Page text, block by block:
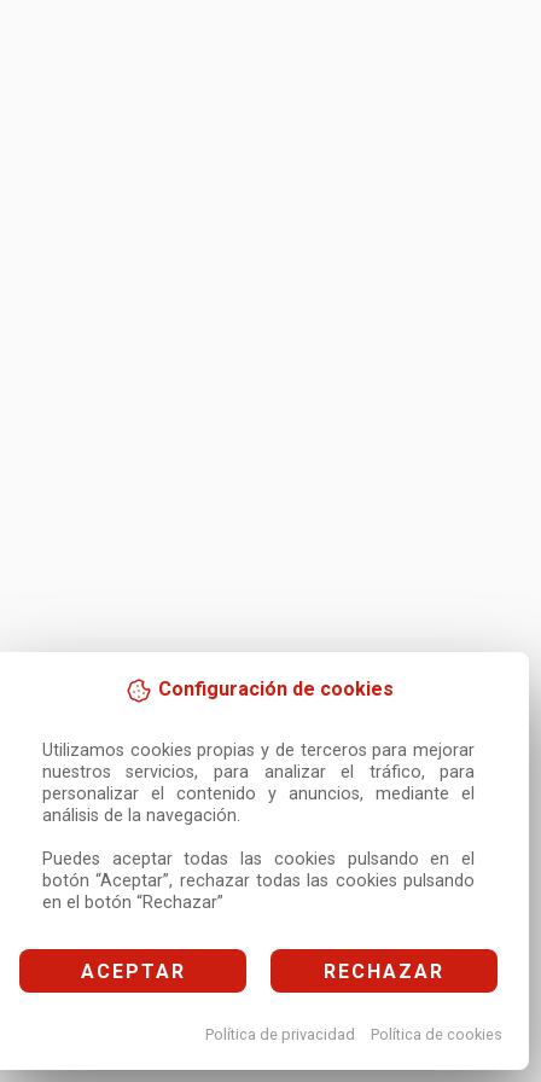
Configuración de cookies
Utilizamos cookies propias y de terceros para mejorar
nuestros servicios, para analizar el tráfico, para
personalizar el contenido y anuncios, mediante el
análisis de la navegación.
Puedes aceptar todas las cookies pulsando en el
botón “Aceptar”, rechazar todas las cookies pulsando
en el botón “Rechazar”
ACEPTAR RECHAZAR
Política de privacidad Política de cookies